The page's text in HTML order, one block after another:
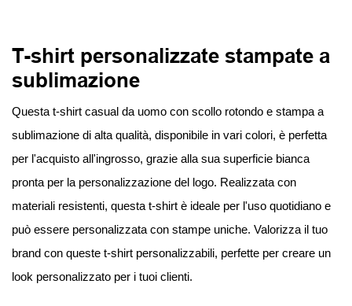
T-shirt personalizzate stampate a
sublimazione
Questa t-shirt casual da uomo con scollo rotondo e stampa a
sublimazione di alta qualità, disponibile in vari colori, è perfetta
per l'acquisto all'ingrosso, grazie alla sua superficie bianca
pronta per la personalizzazione del logo. Realizzata con
materiali resistenti, questa t-shirt è ideale per l'uso quotidiano e
può essere personalizzata con stampe uniche. Valorizza il tuo
brand con queste t-shirt personalizzabili, perfette per creare un
look personalizzato per i tuoi clienti.